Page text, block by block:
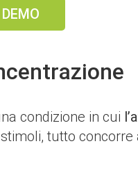
condizione in cui
tutto